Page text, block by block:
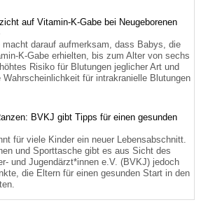
auf Vitamin-K-Gabe bei Neugeborenen
darauf aufmerksam, dass Babys, die
K-Gabe erhielten, bis zum Alter von sechs
Risiko für Blutungen jeglicher Art und
für intrakranielle Blutungen
BVKJ gibt Tipps für einen gesunden
für viele Kinder ein neuer Lebensabschnitt.
und Sporttasche gibt es aus Sicht des
und Jugendärzt*innen e.V. (BVKJ) jedoch
die Eltern für einen gesunden Start in den